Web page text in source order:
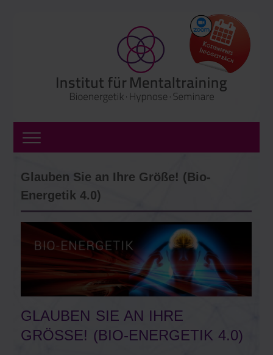
Glauben Sie an Ihre Größe! (Bio-
Energetik 4.0)
GLAUBEN SIE AN IHRE
GRÖSSE! (BIO-ENERGETIK 4.0)